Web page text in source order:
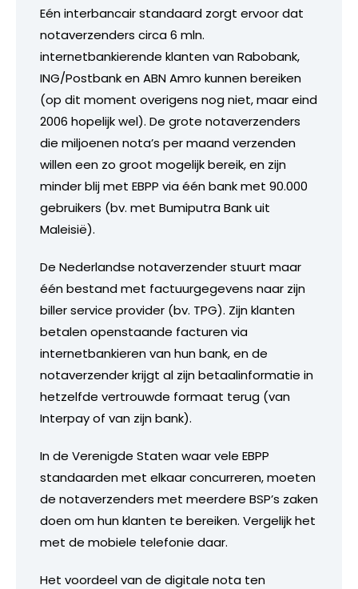
Eén interbancair standaard zorgt ervoor dat
notaverzenders circa 6 mln.
internetbankierende klanten van Rabobank,
ING/Postbank en ABN Amro kunnen bereiken
(op dit moment overigens nog niet, maar eind
2006 hopelijk wel). De grote notaverzenders
die miljoenen nota’s per maand verzenden
willen een zo groot mogelijk bereik, en zijn
minder blij met EBPP via één bank met 90.000
gebruikers (bv. met Bumiputra Bank uit
Maleisië).
De Nederlandse notaverzender stuurt maar
één bestand met factuurgegevens naar zijn
biller service provider (bv. TPG). Zijn klanten
betalen openstaande facturen via
internetbankieren van hun bank, en de
notaverzender krijgt al zijn betaalinformatie in
hetzelfde vertrouwde formaat terug (van
Interpay of van zijn bank).
In de Verenigde Staten waar vele EBPP
standaarden met elkaar concurreren, moeten
de notaverzenders met meerdere BSP’s zaken
doen om hun klanten te bereiken. Vergelijk het
met de mobiele telefonie daar.
Het voordeel van de digitale nota ten